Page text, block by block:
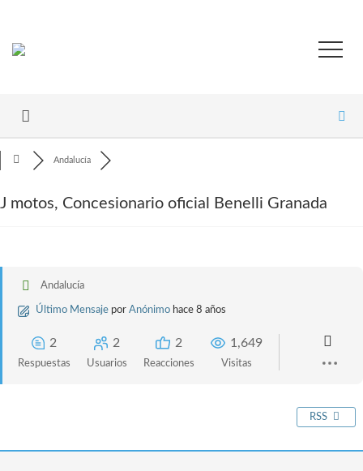
Andalucía
J motos, Concesionario oficial Benelli Granada
Andalucía
Último Mensaje por Anónimo hace 8 años
2
Respuestas
2
Usuarios
2
Reacciones
1,649
Visitas
RSS